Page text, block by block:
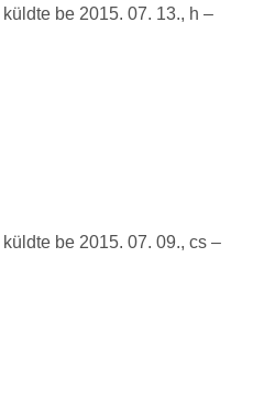
küldte be 2015. 07. 13., h –
küldte be 2015. 07. 09., cs –